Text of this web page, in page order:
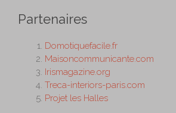
Partenaires
Domotiquefacile.fr
Maisoncommunicante.com
Irismagazine.org
Treca-interiors-paris.com
Projet les Halles